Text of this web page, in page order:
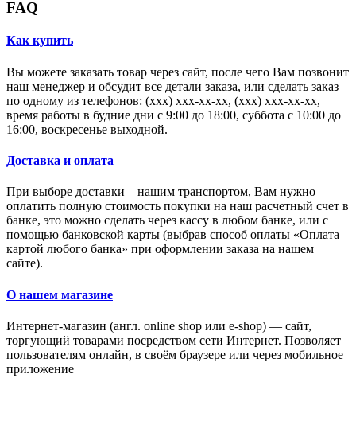
FAQ
Как купить
Вы можете заказать товар через сайт, после чего Вам позвонит
наш менеджер и обсудит все детали заказа, или сделать заказ
по одному из телефонов: (xxx) xxx-xx-xx, (xxx) xxx-xx-xx,
время работы в будние дни с 9:00 до 18:00, суббота с 10:00 до
16:00, воскресенье выходной.
Доставка и оплата
При выборе доставки – нашим транспортом, Вам нужно
оплатить полную стоимость покупки на наш расчетный счет в
банке, это можно сделать через кассу в любом банке, или с
помощью банковской карты (выбрав способ оплаты «Оплата
картой любого банка» при оформлении заказа на нашем
сайте).
О нашем магазине
Интернет-магазин (англ. online shop или e-shop) — сайт,
торгующий товарами посредством сети Интернет. Позволяет
пользователям онлайн, в своём браузере или через мобильное
приложение